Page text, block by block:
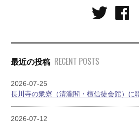
最近の投稿 RECENT POSTS
2026-07-25
長川寺の衆寮（清瀧閣・檀信徒会館）に
2026-07-12